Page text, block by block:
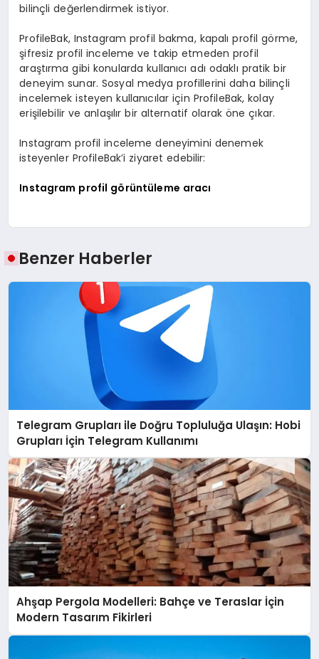
bilinçli değerlendirmek istiyor.
ProfileBak, Instagram profil bakma, kapalı profil görme,
şifresiz profil inceleme ve takip etmeden profil
araştırma gibi konularda kullanıcı adı odaklı pratik bir
deneyim sunar. Sosyal medya profillerini daha bilinçli
incelemek isteyen kullanıcılar için ProfileBak, kolay
erişilebilir ve anlaşılır bir alternatif olarak öne çıkar.
Instagram profil inceleme deneyimini denemek
isteyenler ProfileBak’i ziyaret edebilir:
Instagram profil görüntüleme aracı
Benzer Haberler
Telegram Grupları ile Doğru Topluluğa Ulaşın: Hobi
Grupları İçin Telegram Kullanımı
Ahşap Pergola Modelleri: Bahçe ve Teraslar İçin
Modern Tasarım Fikirleri